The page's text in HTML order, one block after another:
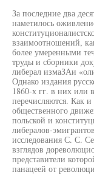
За последние два
наметилось
взаимоотношений,
более умеренными
труды и сборники
либерал измаЗАи
Однако издания
1860-х гг. в них или
перечисляются. Как
общественного
польской и
либералов-
исследования С. С.
взглядов
представители
панацеей от